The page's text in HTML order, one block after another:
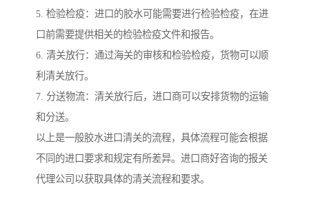
5. 检验检疫：进口的胶水可能需要进行检验检疫，在进
口前需要提供相关的检验检疫文件和报告。
6. 清关放行：通过海关的审核和检验检疫，货物可以顺
利清关放行。
7. 分送物流：清关放行后，进口商可以安排货物的运输
和分送。
以上是一般胶水进口清关的流程，具体流程可能会根据
不同的进口要求和规定有所差异。进口商好咨询的报关
代理公司以获取具体的清关流程和要求。